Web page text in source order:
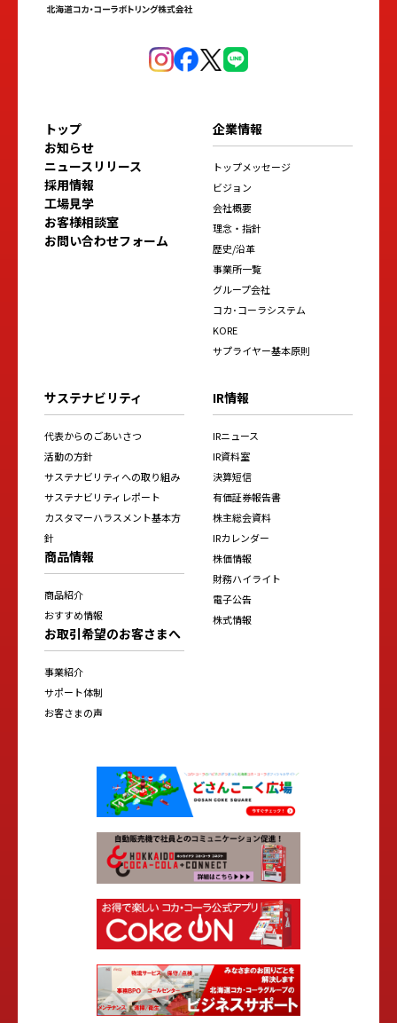
トップ
お知らせ
ニュースリリース
採用情報
工場見学
お客様相談室
お問い合わせフォーム
企業情報
トップメッセージ
ビジョン
会社概要
理念・指針
歴史/沿革
事業所一覧
グループ会社
コカ･コーラシステム
KORE
サプライヤー基本原則
サステナビリティ
代表からのごあいさつ
活動の方針
サステナビリティへの取り組み
サステナビリティレポート
カスタマーハラスメント基本方
針
商品情報
商品紹介
おすすめ情報
お取引希望のお客さまへ
事業紹介
サポート体制
お客さまの声
IR情報
IRニュース
IR資料室
決算短信
有価証券報告書
株主総会資料
IRカレンダー
株価情報
財務ハイライト
電子公告
株式情報